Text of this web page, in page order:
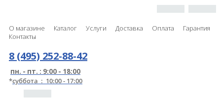
О магазине Каталог Услуги Доставка Оплата
Гарантия
Контакты
8 (495) 252-88-42
пн. - пт. : 9:00 - 18:00
*суббота : 10:00 - 17:00